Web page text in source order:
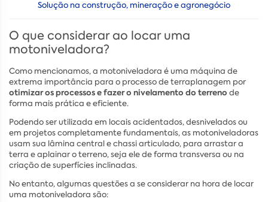
Solução na construção, mineração e agronegócio
O que considerar ao locar uma
motoniveladora?
Como mencionamos, a motoniveladora é uma máquina de
extrema importância para o processo de terraplanagem por
otimizar os processos e fazer o nivelamento do terreno de
forma mais prática e eficiente.
Podendo ser utilizada em locais acidentados, desnivelados ou
em projetos completamente fundamentais, as motoniveladoras
usam sua lâmina central e chassi articulado, para arrastar a
terra e aplainar o terreno, seja ele de forma transversa ou na
criação de superfícies inclinadas.
No entanto, algumas questões a se considerar na hora de locar
uma motoniveladora são: